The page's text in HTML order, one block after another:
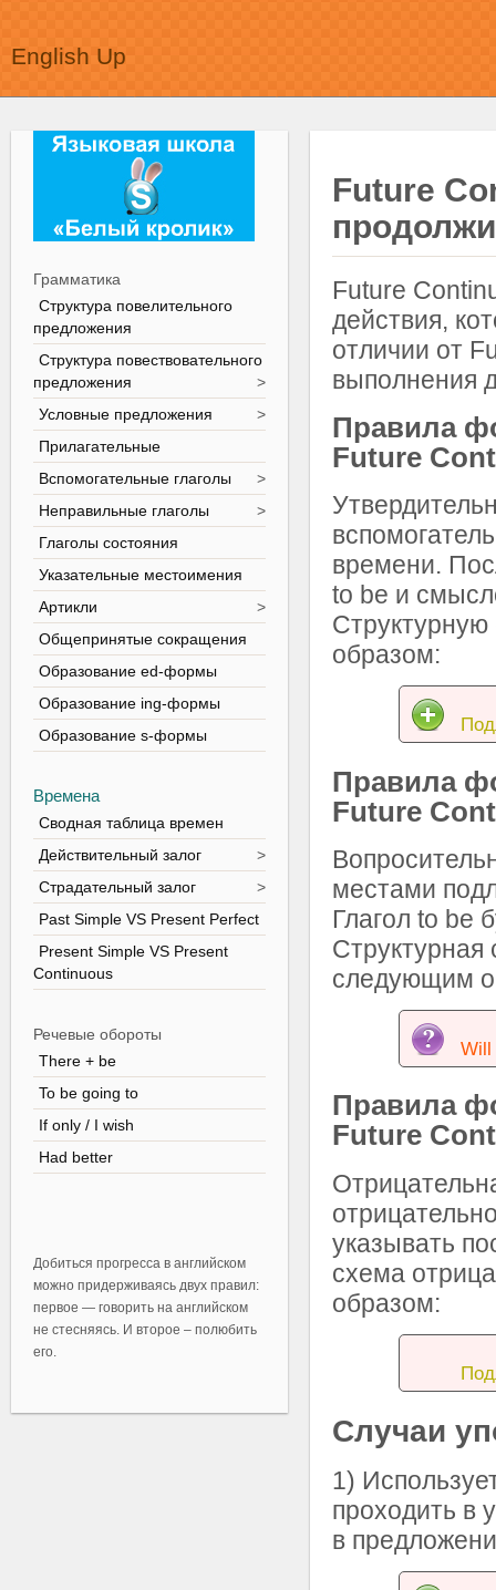
English Up
Грамматика
Структура повелительного
предложения
Структура повествовательного
предложения
>
Условные предложения
>
Прилагательные
Вспомогательные глаголы
>
Неправильные глаголы
>
Глаголы состояния
Указательные местоимения
Артикли
>
Общепринятые сокращения
Образование ed-формы
Образование ing-формы
Образование s-формы
Времена
Сводная таблица времен
Действительный залог
>
Страдательный залог
>
Past Simple VS Present Perfect
Present Simple VS Present
Continuous
Речевые обороты
There + be
To be going to
If only / I wish
Had better
Добиться прогресса в английском
можно придерживаясь двух правил:
первое — говорить на английском
не стесняясь. И второе – полюбить
его.
Future
Future
действия,
отличии от
выполнения
Правила
Future
времени.
to be и
образом:
Правила
Future
местами
Глагол to be
следующим
Will
Правила
Future
указывать
схема
образом:
Случаи
1)
проходить в
в